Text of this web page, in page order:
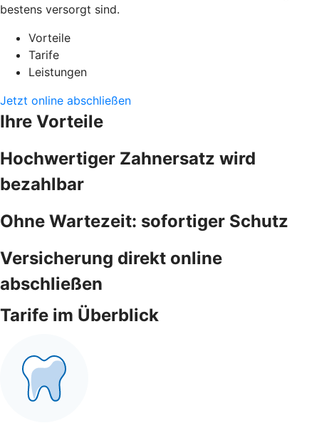
bestens versorgt sind.
Vorteile
Tarife
Leistungen
Jetzt online abschließen
Ihre Vorteile
Hochwertiger Zahnersatz wird
bezahlbar
Ohne Wartezeit: sofortiger Schutz
Versicherung direkt online
abschließen
Tarife im Überblick